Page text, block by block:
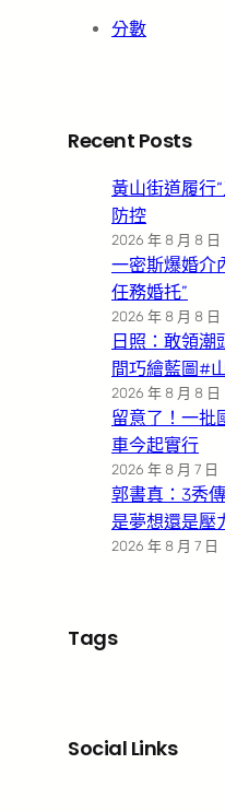
分數
Recent Posts
黃山街道履行
防控
2026 年 8 月 8 日
一密斯爆婚介
任務婚托”
2026 年 8 月 8 日
日照：敢領潮
間巧繪藍圖#
2026 年 8 月 8 日
留意了！一批
車今起實行
2026 年 8 月 7 日
郭書真：3秀
是夢想還是壓
2026 年 8 月 7 日
Tags
Social Links